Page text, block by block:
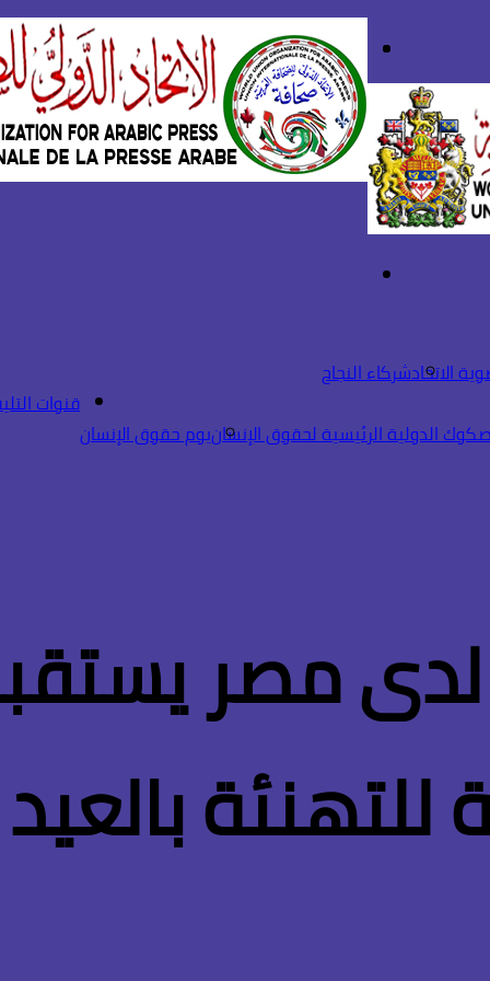
بحث
عن
تسجيل
الدخول
الاتحادشركاء النجاح
الدولية الرئيسية لحقوق الإنسانيوم حقوق الإنسان
قنوات
مصر
للتهنئة